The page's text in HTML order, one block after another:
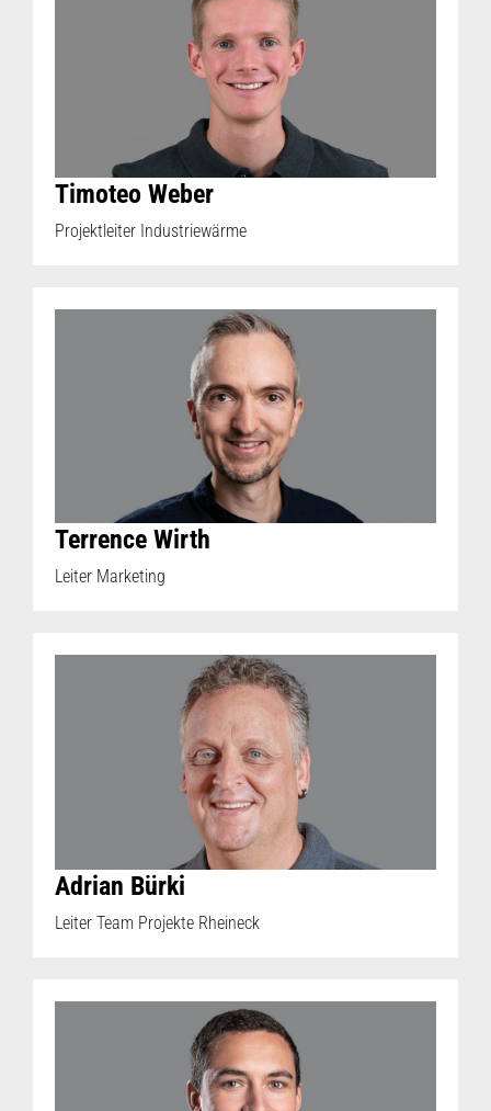
Timoteo Weber
Projektleiter Industriewärme
Terrence Wirth
Leiter Marketing
Adrian Bürki
Leiter Team Projekte Rheineck